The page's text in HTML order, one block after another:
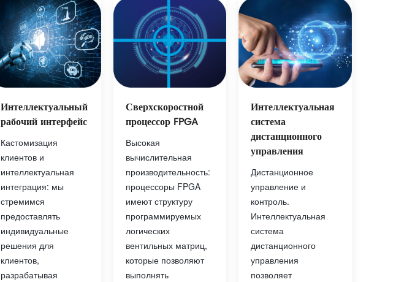
Интеллектуальный
рабочий интерфейс
Кастомизация
клиентов и
интеллектуальная
интеграция: мы
стремимся
предоставлять
индивидуальные
решения для
клиентов,
разрабатывая
Сверхскоростной
процессор FPGA
Высокая
вычислительная
производительность:
процессоры FPGA
имеют структуру
программируемых
логических
вентильных матриц,
которые позволяют
выполнять
Интеллектуальная
система
дистанционного
управления
Дистанционное
управление и
контроль.
Интеллектуальная
система
дистанционного
управления
позволяет